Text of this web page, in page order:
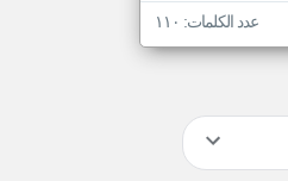
عدد الكلمات: ١١٠